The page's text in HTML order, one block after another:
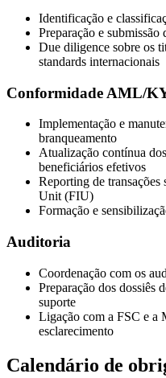
Identificação e
Preparação e
Due diligence sobre os
standards internacionais
Conformidade AML/
Implementação e
branqueamento
Atualização contínua
beneficiários efetivos
Reporting de
Unit (FIU)
Formação e
Auditoria
Coordenação com os
Preparação dos dossiês
suporte
Ligação com a FSC e a
esclarecimento
Calendário de